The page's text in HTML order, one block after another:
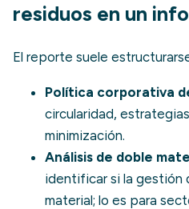
residuos en un
El reporte suele
Política corporativa
circularidad,
minimización.
Análisis de doble
identificar si la gestión
material; lo es para